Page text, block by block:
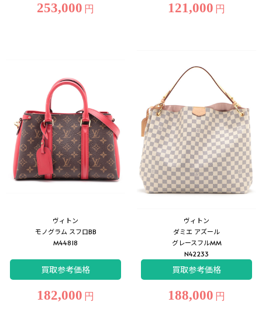
253,000 円 121,000 円
ヴィトン
モノグラム スフロBB
M44818
買取参考価格
182,000 円
ヴィトン
ダミエ アズール
グレースフルMM
N42233
買取参考価格
188,000 円